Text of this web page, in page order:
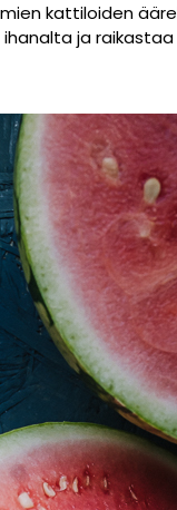
kattiloiden
ja